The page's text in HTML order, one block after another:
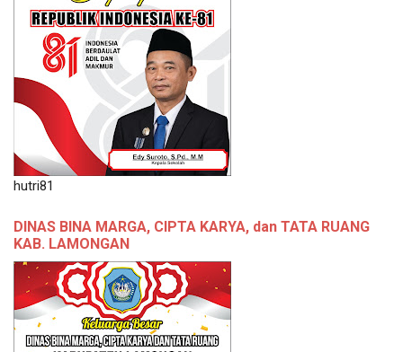
hutri81
DINAS BINA MARGA, CIPTA KARYA, dan TATA RUANG
KAB. LAMONGAN